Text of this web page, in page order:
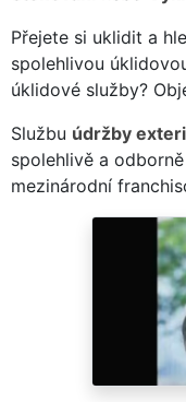
Přejete si uklidit a
spolehlivou
úklidové služby?
Službu údržby
spolehlivě a
mezinárodní